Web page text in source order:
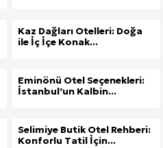
Kaz Dağları Otelleri: Doğa
ile İç İçe Konak...
Eminönü Otel Seçenekleri:
İstanbul’un Kalbin...
Selimiye Butik Otel Rehberi:
Konforlu Tatil İçin...